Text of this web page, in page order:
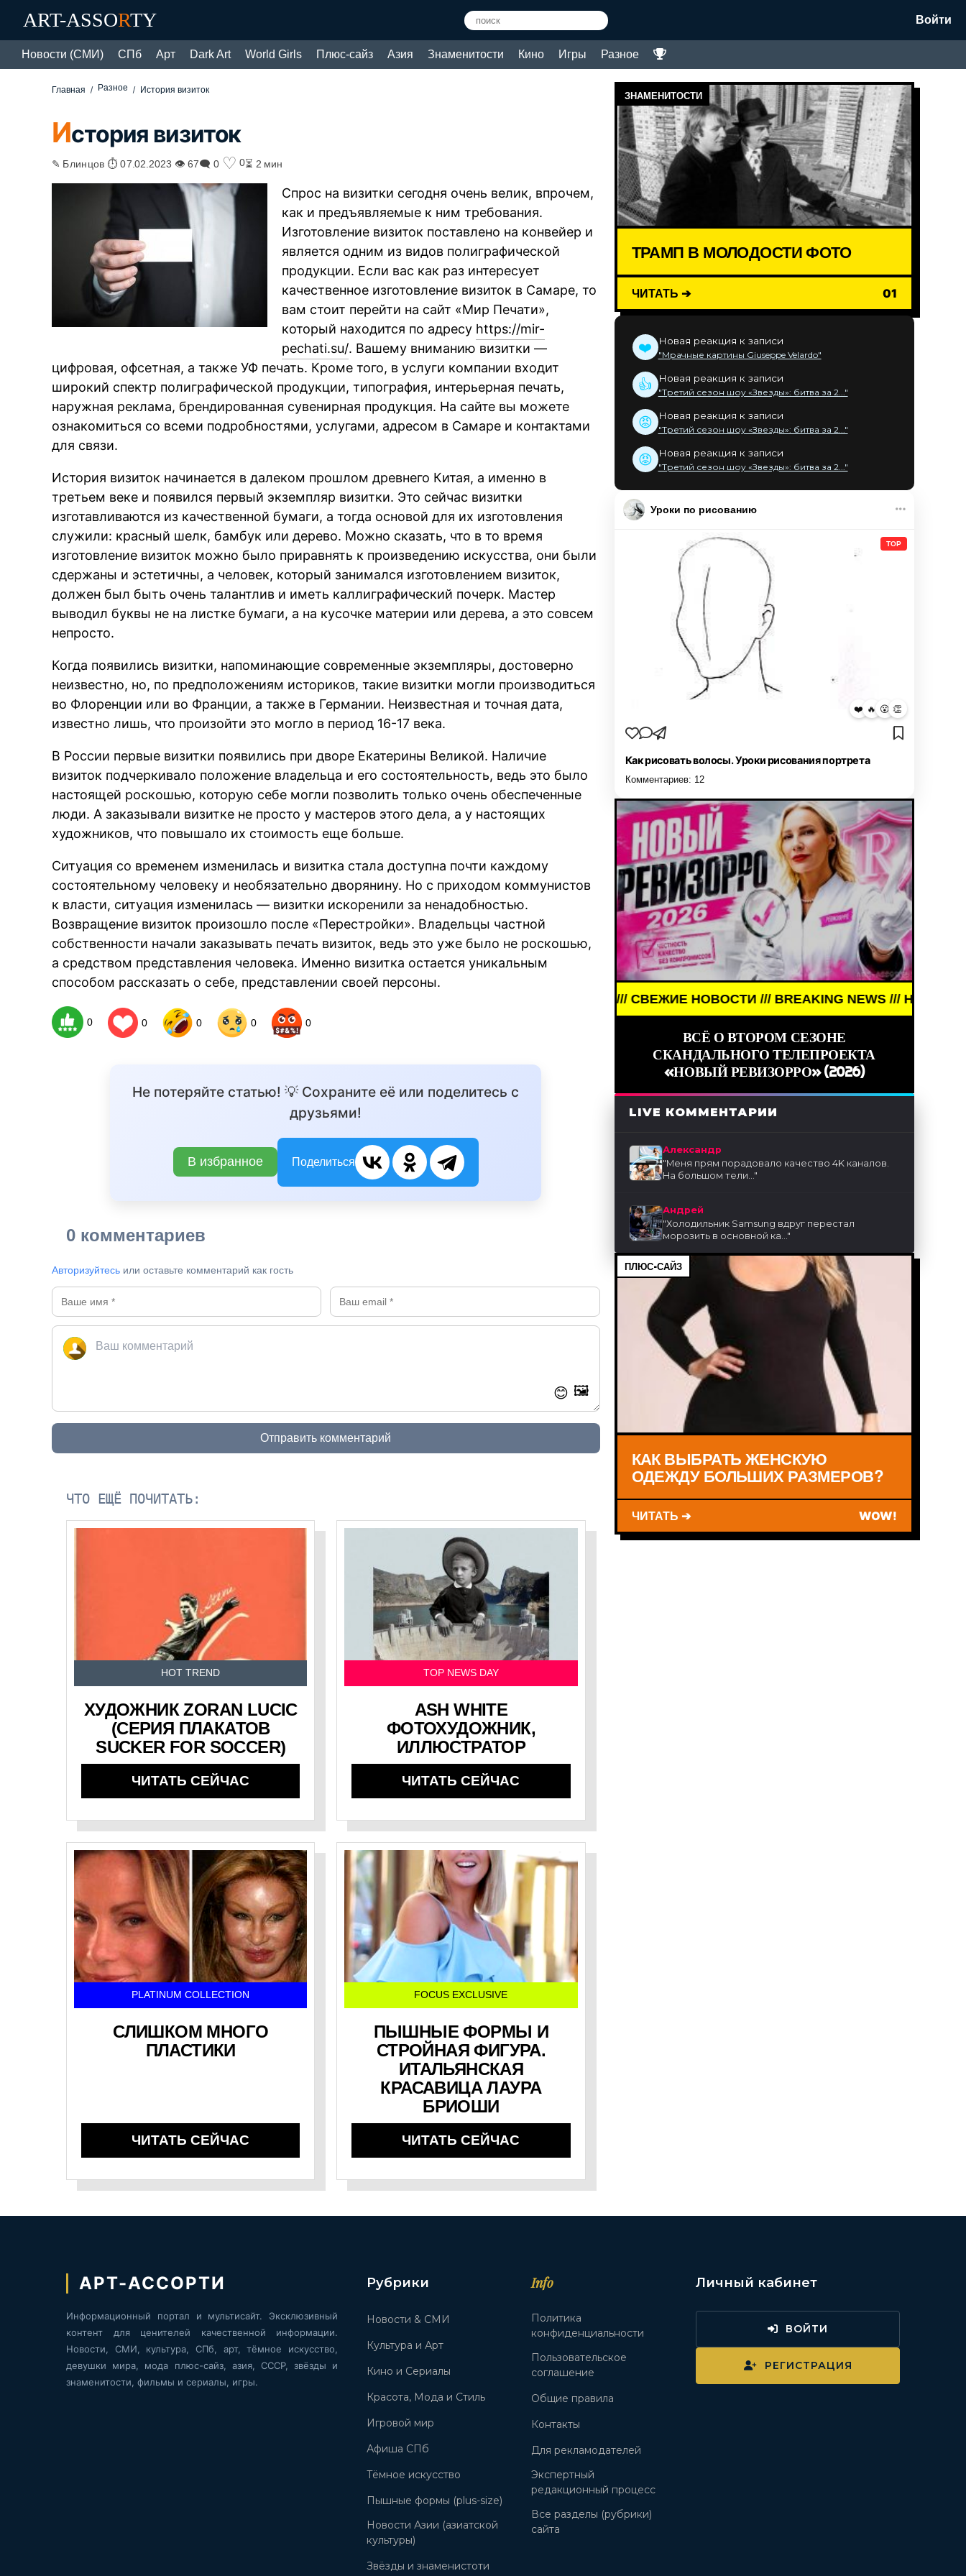
ART-ASSORTY Войти
Новости (СМИ) СПб Арт Dark Art World Girls Плюс-сайз Азия Знаменитости Кино Игры Разное
Главная Разное История визиток
История визиток
✎ Блинцов ⏱ 07.02.2023 👁 67🗨 0 ♡ 0⏳ 2 мин
Спрос на визитки сегодня очень велик, впрочем,
как и предъявляемые к ним требования.
Изготовление визиток поставлено на конвейер и
является одним из видов полиграфической
продукции. Если вас как раз интересует
качественное изготовление визиток в Самаре, то
вам стоит перейти на сайт «Мир Печати»,
который находится по адресу https://mir-
pechati.su/. Вашему вниманию визитки —
цифровая, офсетная, а также УФ печать. Кроме того, в услуги компании входит
широкий спектр полиграфической продукции, типография, интерьерная печать,
наружная реклама, брендированная сувенирная продукция. На сайте вы можете
ознакомиться со всеми подробностями, услугами, адресом в Самаре и контактами
для связи.
История визиток начинается в далеком прошлом древнего Китая, а именно в
третьем веке и появился первый экземпляр визитки. Это сейчас визитки
изготавливаются из качественной бумаги, а тогда основой для их изготовления
служили: красный шелк, бамбук или дерево. Можно сказать, что в то время
изготовление визиток можно было приравнять к произведению искусства, они были
сдержаны и эстетичны, а человек, который занимался изготовлением визиток,
должен был быть очень талантлив и иметь каллиграфический почерк. Мастер
выводил буквы не на листке бумаги, а на кусочке материи или дерева, а это совсем
непросто.
Когда появились визитки, напоминающие современные экземпляры, достоверно
неизвестно, но, по предположениям историков, такие визитки могли производиться
во Флоренции или во Франции, а также в Германии. Неизвестная и точная дата,
известно лишь, что произойти это могло в период 16-17 века.
В России первые визитки появились при дворе Екатерины Великой. Наличие
визиток подчеркивало положение владельца и его состоятельность, ведь это было
настоящей роскошью, которую себе могли позволить только очень обеспеченные
люди. А заказывали визитке не просто у мастеров этого дела, а у настоящих
художников, что повышало их стоимость еще больше.
Ситуация со временем изменилась и визитка стала доступна почти каждому
состоятельному человеку и необязательно дворянину. Но с приходом коммунистов
к власти, ситуация изменилась — визитки искоренили за ненадобностью.
Возвращение визиток произошло после «Перестройки». Владельцы частной
собственности начали заказывать печать визиток, ведь это уже было не роскошью,
а средством представления человека. Именно визитка остается уникальным
способом рассказать о себе, представлении своей персоны.
0 0 0 0 0
Не потеряйте статью! 💡 Сохраните её или поделитесь с
друзьями!
В избранное Поделиться
0 комментариев
Авторизуйтесь или оставьте комментарий как гость
😊 🖼️
Отправить комментарий
ЧТО ЕЩЁ ПОЧИТАТЬ:
HOT TREND
ХУДОЖНИК ZORAN LUCIC
(СЕРИЯ ПЛАКАТОВ
SUCKER FOR SOCCER)
ЧИТАТЬ СЕЙЧАС
TOP NEWS DAY
ASH WHITE
ФОТОХУДОЖНИК,
ИЛЛЮСТРАТОР
ЧИТАТЬ СЕЙЧАС
PLATINUM COLLECTION
СЛИШКОМ МНОГО
ПЛАСТИКИ
ЧИТАТЬ СЕЙЧАС
FOCUS EXCLUSIVE
ПЫШНЫЕ ФОРМЫ И
СТРОЙНАЯ ФИГУРА.
ИТАЛЬЯНСКАЯ
КРАСАВИЦА ЛАУРА
БРИОШИ
ЧИТАТЬ СЕЙЧАС
ЗНАМЕНИТОСТИ
ТРАМП В МОЛОДОСТИ ФОТО
ЧИТАТЬ ➔ 01
❤️ Новая реакция к записи
"Мрачные картины Giuseppe Velardo"
👍 Новая реакция к записи
"Третий сезон шоу «Звезды»: битва за 2..."
😡 Новая реакция к записи
"Третий сезон шоу «Звезды»: битва за 2..."
😡 Новая реакция к записи
"Третий сезон шоу «Звезды»: битва за 2..."
Уроки по рисованию
TOP
❤️ 🔥 😮 👏
Как рисовать волосы. Уроки рисования портрета
Комментариев: 12
BREAKING NEWS /// НОВОСТИ (СМИ) /// СВЕЖИЕ НОВОСТИ /// BREAKING NEWS /// НОВОСТИ (СМИ)
ВСЁ О ВТОРОМ СЕЗОНЕ
СКАНДАЛЬНОГО ТЕЛЕПРОЕКТА
«НОВЫЙ РЕВИЗОРРО» (2026)
LIVE КОММЕНТАРИИ
Александр
"Меня прям порадовало качество 4K каналов.
На большом тели..."
Андрей
"Холодильник Samsung вдруг перестал
морозить в основной ка..."
ПЛЮС-САЙЗ
КАК ВЫБРАТЬ ЖЕНСКУЮ
ОДЕЖДУ БОЛЬШИХ РАЗМЕРОВ?
ЧИТАТЬ ➔ WOW!
АРТ-АССОРТИ
Информационный портал и мультисайт. Эксклюзивный
контент для ценителей качественной информации.
Новости, СМИ, культура, СПб, арт, тёмное искусство,
девушки мира, мода плюс-сайз, азия, СССР, звёзды и
знаменитости, фильмы и сериалы, игры.
Рубрики
Новости & СМИ
Культура и Арт
Кино и Сериалы
Красота, Мода и Стиль
Игровой мир
Афиша СПб
Тёмное искусство
Пышные формы (plus-size)
Новости Азии (азиатской
культуры)
Звёзды и знаменистоти
Info
Политика
конфиденциальности
Пользовательское
соглашение
Общие правила
Контакты
Для рекламодателей
Экспертный
редакционный процесс
Все разделы (рубрики)
сайта
Личный кабинет
ВОЙТИ
РЕГИСТРАЦИЯ